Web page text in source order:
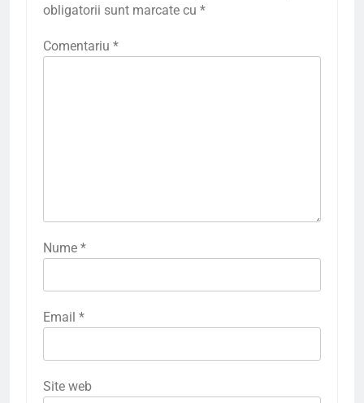
obligatorii sunt marcate cu *
Comentariu *
Nume *
Email *
Site web